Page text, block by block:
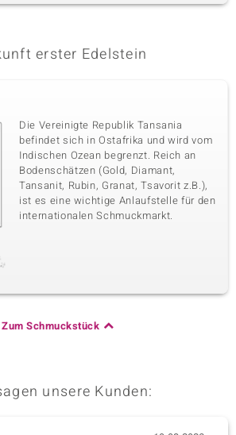
erster Edelstein
Die Vereinigte Republik Tansania
befindet sich in Ostafrika und wird vom
Indischen Ozean begrenzt. Reich an
Bodenschätzen (Gold, Diamant,
Tansanit, Rubin, Granat, Tsavorit z.B.),
ist es eine wichtige Anlaufstelle für den
internationalen Schmuckmarkt.
Zum Schmuckstück
unsere Kunden: